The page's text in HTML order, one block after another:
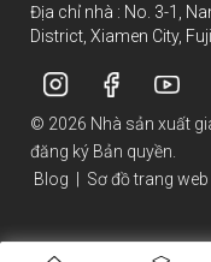
Địa chỉ nhà : No. 3-1,
District, Xiamen City,
© 2026 Nhà sản xuất
đăng ký Bản quyền.
Blog
Sơ đồ trang web